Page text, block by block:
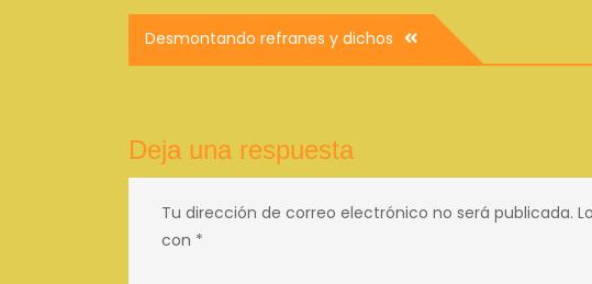
Navegación
de
Desmontando refranes y dichos
Deja una respuesta
Tu dirección de correo electrónico no será publicada.
con *